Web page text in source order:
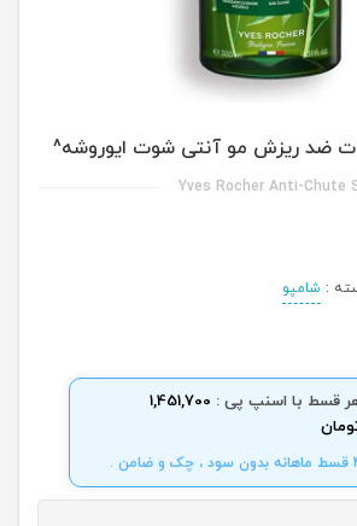
ضد ریزش مو آنتی شوت ایوروشه^
Yves Rocher Anti-Chute
: شامپو
قسط با اسنپ پی : 1,451,700
و ضامن .